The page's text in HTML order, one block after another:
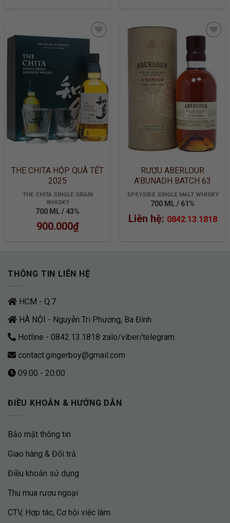
WISHLIST
THE CHITA HỘP QUÀ TẾT
2025
THE CHITA SINGLE GRAIN
WHISKY
700 ML / 43%
900.000₫
ADD TO
WISHLIST
RƯỢU ABERLOUR
A’BUNADH BATCH 63
SPEYSIDE SINGLE MALT WHISKY
700 ML / 61%
Liên hệ: 0842.13.1818
THÔNG TIN LIÊN HỆ
HCM - Q.7
HÀ NỘI - Nguyễn Tri Phương, Ba Đình
Hotline - 0842.13.1818 zalo/viber/telegram
contact.gingerboy@gmail.com
09:00 - 20:00
ĐIỀU KHOẢN & HƯỚNG DẪN
Bảo mật thông tin
Giao hàng & Đổi trả
Điều khoản sử dụng
Thu mua rượu ngoại
CTV, Hợp tác, Cơ hội việc làm